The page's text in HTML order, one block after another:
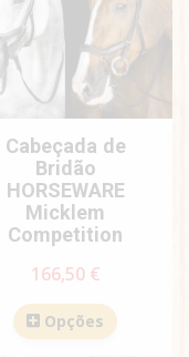
Cabeçada de
Bridão
HORSEWARE
Micklem
Competition
166,50 €
Opções